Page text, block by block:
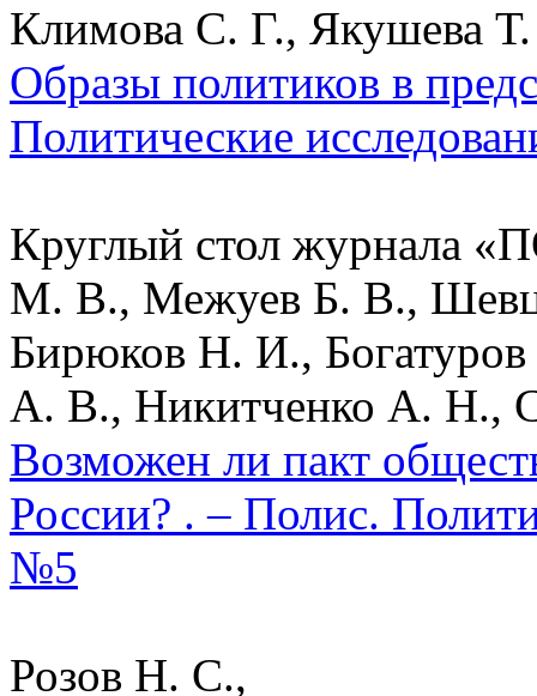
Климова С. Г., Якушева
Образы политиков в
Политические
Круглый стол журнала
М. В., Межуев Б. В.,
Бирюков Н. И.,
А. В., Никитченко А. Н.,
Возможен ли пакт
России? . – Полис.
№5
Розов Н. С.,